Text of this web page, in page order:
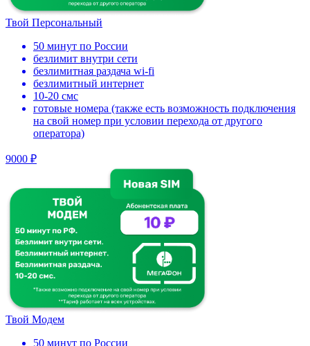
Твой Персональный
50 минут по России
безлимит внутри сети
безлимитная раздача wi-fi
безлимитный интернет
10-20 смс
готовые номера (также есть возможность подключения
на свой номер при условии перехода от другого
оператора)
9000 ₽
Твой Модем
50 минут по России